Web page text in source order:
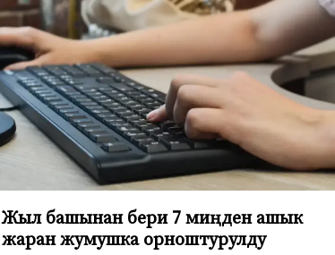
Жыл башынан бери 7 миңден ашык
жаран жумушка орноштурулду